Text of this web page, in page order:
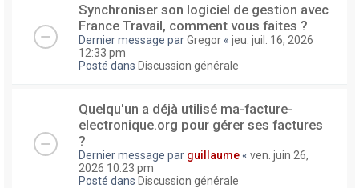
Synchroniser son logiciel de gestion avec
France Travail, comment vous faites ?
Dernier message parGregor « jeu. juil. 16, 2026
12:33 pm
Posté dans Discussion générale
Quelqu'un a déjà utilisé ma-facture-
electronique.org pour gérer ses factures
?
Dernier message par guillaume « ven. juin 26,
2026 10:23 pm
Posté dans Discussion générale